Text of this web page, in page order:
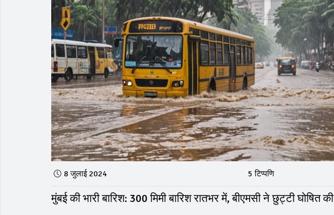
8 जुलाई 2024 5 टिप्पणि
मुंबई की भारी बारिश: 300 मिमी बारिश रातभर में, बीएमसी ने छुट्टी घोषित की